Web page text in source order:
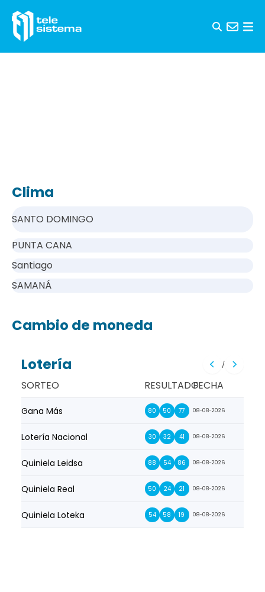
Clima
SANTO DOMINGO
PUNTA CANA
Santiago
SAMANÁ
Cambio de moneda
Lotería /
SORTEO RESULTADOFECHA
Gana Más 80 50 77 08-08-2026
Lotería Nacional 30 32 41 08-08-2026
Quiniela Leidsa 88 54 86 08-08-2026
Quiniela Real 50 24 21 08-08-2026
Quiniela Loteka 54 58 19 08-08-2026